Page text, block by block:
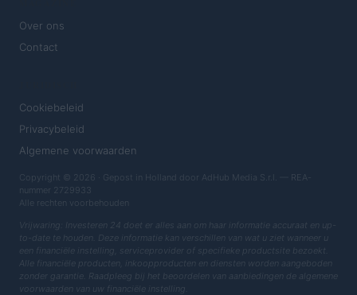
Over ons
Contact
Cookiebeleid
Privacybeleid
Algemene voorwaarden
Copyright © 2026 · Gepost in Holland door AdHub Media S.r.l. — REA-
nummer 2729933
Alle rechten voorbehouden
Vrijwaring: Investeren 24 doet er alles aan om haar informatie accuraat en up-
to-date te houden. Deze informatie kan verschillen van wat u ziet wanneer u
een financiële instelling, serviceprovider of specifieke productsite bezoekt.
Alle financiële producten, inkoopproducten en diensten worden aangeboden
zonder garantie. Raadpleeg bij het beoordelen van aanbiedingen de algemene
voorwaarden van uw financiële instelling.